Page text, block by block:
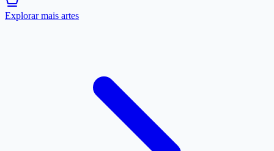
Explorar mais artes